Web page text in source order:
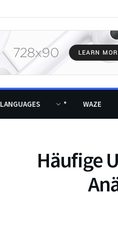
WAZE
*
LANGUAGES
Häufige